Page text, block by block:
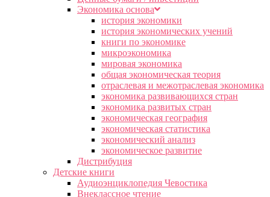
Экономика основа
история экономики
история экономических учений
книги по экономике
микроэкономика
мировая экономика
общая экономическая теория
отраслевая и межотраслевая экономика
экономика развивающихся стран
экономика развитых стран
экономическая география
экономическая статистика
экономический анализ
экономическое развитие
Дистрибуция
Детские книги
Аудиоэнциклопедия Чевостика
Внеклассное чтение